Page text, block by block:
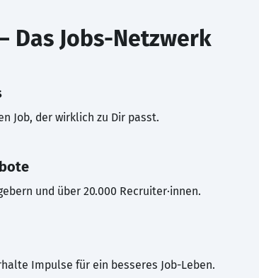
Das Jobs-Netzwerk
Job, der wirklich zu Dir passt.
und über 20.000 Recruiter·innen.
Impulse für ein besseres Job-Leben.